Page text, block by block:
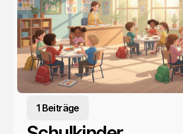
1 Beiträge